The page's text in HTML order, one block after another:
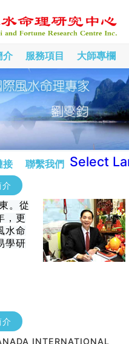
介 服務項目 大師專欄
接 聯繫我們 Select
。從
，更
水命
學研
INTERNATIONAL